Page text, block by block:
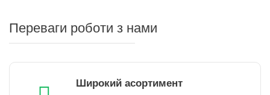
Переваги роботи з нами
Широкий асортимент